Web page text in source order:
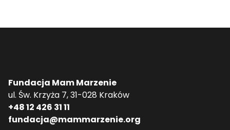
Fundacja Mam Marzenie
ul. Św. Krzyża 7, 31-028 Kraków
+48 12 426 31 11
fundacja@mammarzenie.org